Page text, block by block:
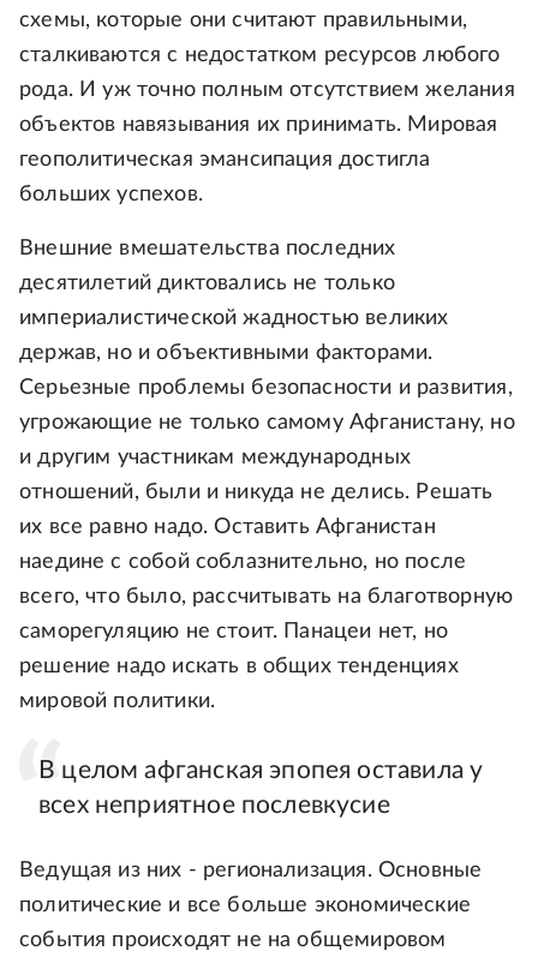
схемы, которые они считают правильными,
сталкиваются с недостатком ресурсов любого
рода. И уж точно полным отсутствием желания
объектов навязывания их принимать. Мировая
геополитическая эмансипация достигла
больших успехов.
Внешние вмешательства последних
десятилетий диктовались не только
империалистической жадностью великих
держав, но и объективными факторами.
Серьезные проблемы безопасности и развития,
угрожающие не только самому Афганистану, но
и другим участникам международных
отношений, были и никуда не делись. Решать
их все равно надо. Оставить Афганистан
наедине с собой соблазнительно, но после
всего, что было, рассчитывать на благотворную
саморегуляцию не стоит. Панацеи нет, но
решение надо искать в общих тенденциях
мировой политики.
В целом афганская эпопея оставила у
всех неприятное послевкусие
Ведущая из них - регионализация. Основные
политические и все больше экономические
события происходят не на общемировом